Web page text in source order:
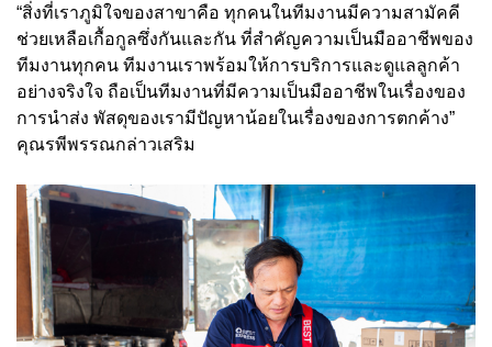
“สิ่งที่เราภูมิใจของสาขาคือ ทุกคนในทีมงานมีความสามัคคี
ช่วยเหลือเกื้อกูลซึ่งกันและกัน ที่สำคัญความเป็นมืออาชีพของ
ทีมงานทุกคน ทีมงานเราพร้อมให้การบริการและดูแลลูกค้า
อย่างจริงใจ ถือเป็นทีมงานที่มีความเป็นมืออาชีพในเรื่องของ
การนำส่ง พัสดุของเรามีปัญหาน้อยในเรื่องของการตกค้าง”
คุณรพีพรรณกล่าวเสริม